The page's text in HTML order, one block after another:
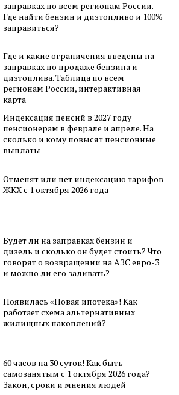
заправках по всем регионам России.
Где найти бензин и дизтопливо и 100%
заправиться?
Где и какие ограничения введены на
заправках по продаже бензина и
дизтоплива. Таблица по всем
регионам России, интерактивная
карта
Индексация пенсий в 2027 году
пенсионерам в феврале и апреле. На
сколько и кому повысят пенсионные
выплаты
Отменят или нет индексацию тарифов
ЖКХ с 1 октября 2026 года
Будет ли на заправках бензин и
дизель и сколько он будет стоить? Что
говорят о возвращении на АЗС евро-3
и можно ли его заливать?
Появилась «Новая ипотека»! Как
работает схема альтернативных
жилищных накоплений?
60 часов на 30 суток! Как быть
самозанятым с 1 октября 2026 года?
Закон, сроки и мнения людей